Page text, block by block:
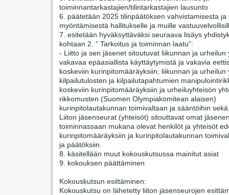
toiminnantarkastajien/tilintarkastajien lausunto
6. päätetään 2025 tilinpäätöksen vahvistamisesta
myöntämisestä hallitukselle ja muille
7. esitetään hyväksyttäväksi seuraava lisäys
kohtaan 2. ” Tarkoitus ja toiminnan laatu”:
- Liitto ja sen jäsenet sitoutuvat liikunnan ja urheilun
vakavaa epäasiallista käyttäytymistä ja vakavia
koskeviin kurinpitomääräyksiin; liikunnan ja urheilun
kilpailutulosten ja kilpailutapahtumien
koskeviin kurinpitomääräyksiin ja urheiluyhteisön
rikkomusten (Suomen Olympiakomitean alaisen)
kurinpitolautakunnan toimivaltaan ja sääntöihin
Liiton jäsenseurat (yhteisöt) sitouttavat omat
toiminnassaan mukana olevat henkilöt ja yhteisöt
kurinpitomääräyksiin ja kurinpitolautakunnan
ja päätöksiin.
8. käsitellään muut kokouskutsussa mainitut asiat
9. kokouksen päättäminen
Kokouskutsun esittäminen:
Kokouskutsu on lähetetty liiton jäsenseurojen